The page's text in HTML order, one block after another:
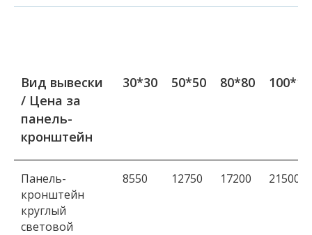
Вид вывески
/ Цена за
панель-
кронштейн
30*30 50*50 80*80
Панель-
кронштейн
круглый
световой
8550 12750 17200 21500